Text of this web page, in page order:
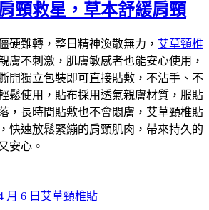
頸救星，草本舒緩肩頸
硬難轉，整日精神渙散無力， 艾草頸椎
膚不刺激，肌膚敏感者也能安心使用，
開獨立包裝即可直接貼敷，不沾手、不
鬆使用，貼布採用透氣親膚材質，服貼
，長時間貼敷也不會悶膚，艾草頸椎貼
快速放鬆緊繃的肩頸肌肉，帶來持久的
安心。
月 6 日 類
艾草頸椎貼